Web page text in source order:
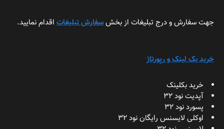
جهت سفارش و درج تبلیغات از بخشسفارش تبلیغات اقدام نمایید.
خرید بک لینک و رپورتاژ
خرید بکلینک
آپدیت نود 32
پسورد نود 32
اوکلی لایسنس رایگان نود 32